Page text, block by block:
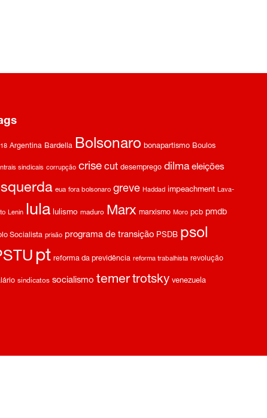
Argentina Bardella Bolsonaro bonapartismo Boulos
sindicais corrupção crise cut desemprego dilma eleições
eua fora bolsonaro greve Haddad impeachment Lava-
Lenin lula lulismo maduro Marx marxismo Moro pcb pmdb
Socialista prisão programa de transição PSDB psol
pt reforma da previdência reforma trabalhista revolução
sindicatos socialismo temer trotsky venezuela